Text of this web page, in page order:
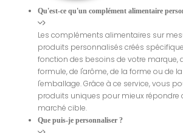
Qu'est-ce qu'un complément alimentaire
Les compléments alimentaires sur
produits personnalisés créés
fonction des besoins de votre marque,
formule, de l'arôme, de la forme ou de
l'emballage. Grâce à ce service, vous
produits uniques pour mieux répondre
marché cible.
Que puis-je personnaliser ?